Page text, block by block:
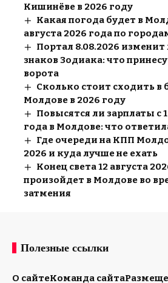
Кишинёве в 2026 году
Какая погода будет в
августа 2026 года по
Портал 8.08.2026
знаков Зодиака: что
ворота
Сколько стоит сходить в
Молдове в 2026 году
Повысятся ли зарплаты с
года в Молдове: что
Где очереди на КПП
2026 и куда лучше не ехать
Конец света 12 августа
произойдет в Молдове во
затмения
Полезные ссылки
О сайтеКоманда сайта